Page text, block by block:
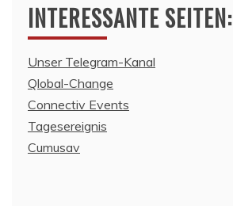
INTERESSANTE SEITEN:
Unser Telegram-Kanal
Qlobal-Change
Connectiv Events
Tagesereignis
Cumusav